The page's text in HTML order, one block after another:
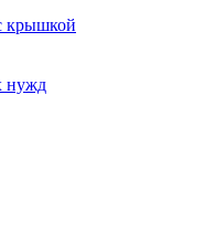
крышкой
нужд